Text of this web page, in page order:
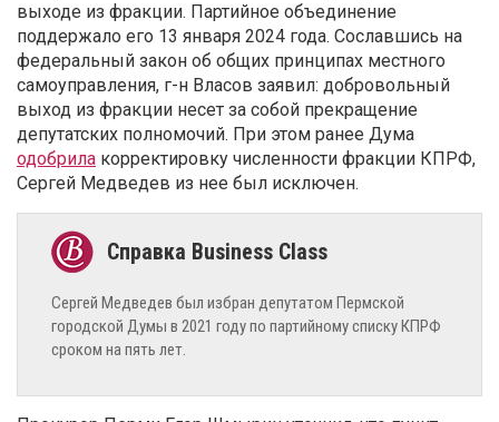
выходе из фракции. Партийное объединение
поддержало его 13 января 2024 года. Сославшись на
федеральный закон об общих принципах местного
самоуправления, г-н Власов заявил: добровольный
выход из фракции несет за собой прекращение
депутатских полномочий. При этом ранее Дума
одобрила корректировку численности фракции КПРФ,
Сергей Медведев из нее был исключен.
Сергей Медведев был избран депутатом Пермской
городской Думы в 2021 году по партийному списку КПРФ
сроком на пять лет.